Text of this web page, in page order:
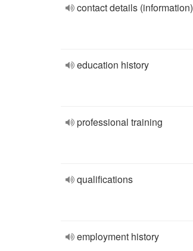
contact details (information)
education history
professional training
qualifications
employment history